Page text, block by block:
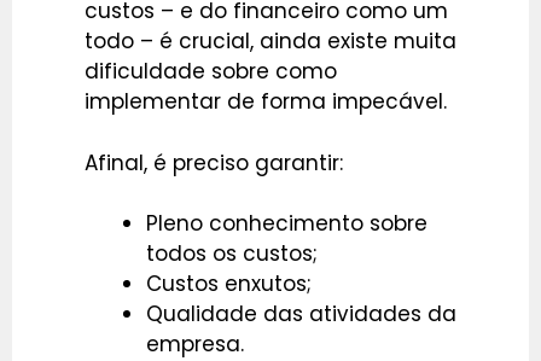
custos – e do financeiro como um
todo – é crucial, ainda existe muita
dificuldade sobre como
implementar de forma impecável.
Afinal, é preciso garantir:
Pleno conhecimento sobre
todos os custos;
Custos enxutos;
Qualidade das atividades da
empresa.